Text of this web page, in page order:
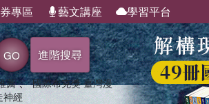
專區 藝文講座 學習平台
GO 進階搜尋
薦 、 國際布克獎 臺灣漫
神經